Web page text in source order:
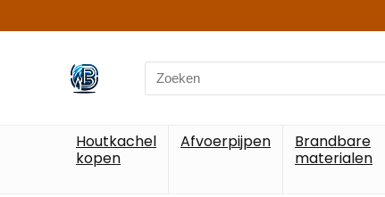
Search
for:
Houtkachel
kopen
Afvoerpijpen
Brandbare
materialen